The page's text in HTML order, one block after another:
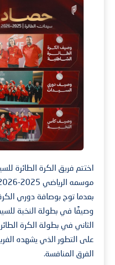
اختتم فريق الكرة الطائرة
بعدما توج بوصافة دوري
وصيفًا في بطولة النخبة
الثاني في بطولة الكرة
على التطور الذي يشهده
الفرق المنافسة.